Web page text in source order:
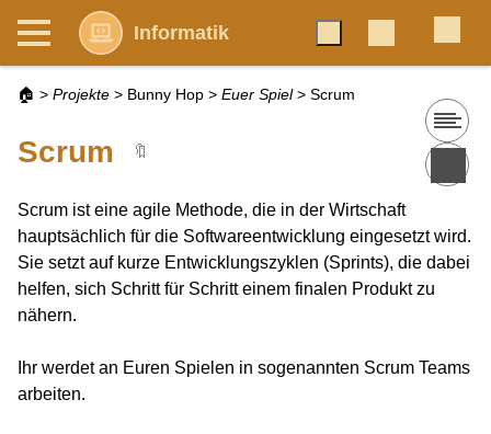
Informatik
🏠 > Projekte > Bunny Hop > Euer Spiel > Scrum
Scrum 🔖
Scrum ist eine agile Methode, die in der Wirtschaft
hauptsächlich für die Softwareentwicklung eingesetzt wird.
Sie setzt auf kurze Entwicklungszyklen (Sprints), die dabei
helfen, sich Schritt für Schritt einem finalen Produkt zu
nähern.
Ihr werdet an Euren Spielen in sogenannten Scrum Teams
arbeiten.